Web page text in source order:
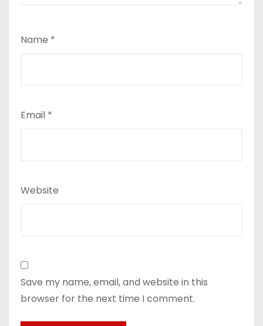
Name *
Email *
Website
Save my name, email, and website in this
browser for the next time I comment.